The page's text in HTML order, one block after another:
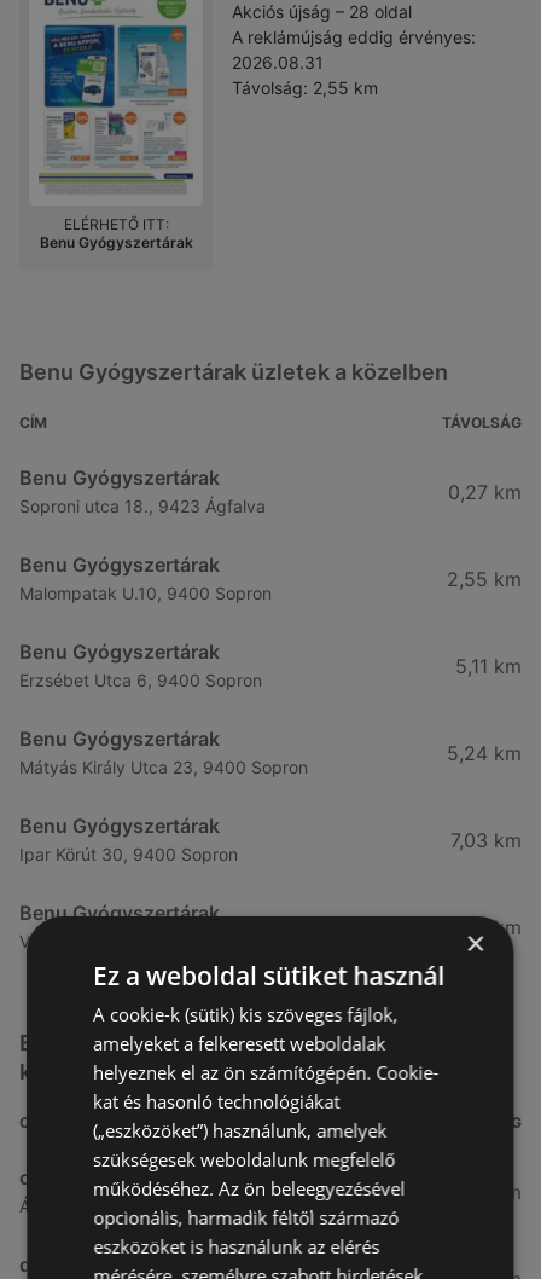
Akciós újság – 28 oldal
A reklámújság eddig érvényes:
2026.08.31
Távolság: 2,55 km
ELÉRHETŐ ITT:
Benu Gyógyszertárak
Benu Gyógyszertárak üzletek a közelben
CÍM TÁVOLSÁG
Benu Gyógyszertárak
Soproni utca 18., 9423 Ágfalva
0,27 km
Benu Gyógyszertárak
Malompatak U.10, 9400 Sopron
2,55 km
Benu Gyógyszertárak
Erzsébet Utca 6, 9400 Sopron
5,11 km
Benu Gyógyszertárak
Mátyás Király Utca 23, 9400 Sopron
5,24 km
Benu Gyógyszertárak
Ipar Körút 30, 9400 Sopron
7,03 km
Benu Gyógyszertárak
Vasút Sor 1, 9432 Fertőd
26,99 km
Egyéb Kozmetikumok és Drogéria üzletek a
közelben
CÍM TÁVOLSÁG
dm
Ágfalvi út 4, 9400, 9400 Sopron
3,26 km
dm
×
Ez a weboldal sütiket használ
A cookie-k (sütik) kis szöveges fájlok,
amelyeket a felkeresett weboldalak
helyeznek el az ön számítógépén. Cookie-
kat és hasonló technológiákat
(„eszközöket”) használunk, amelyek
szükségesek weboldalunk megfelelő
működéséhez. Az ön beleegyezésével
opcionális, harmadik féltől származó
eszközöket is használunk az elérés